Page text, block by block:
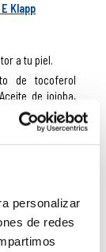
personalizar
de redes
Klapp
a tu piel.
de tocoferol
de jojoba,
Klapp
de tocoferol
de camelia,